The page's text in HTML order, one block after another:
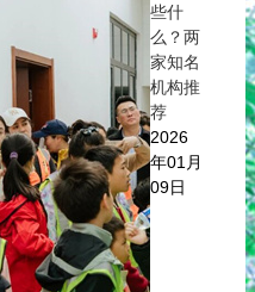
些什
么？两
家知名
机构推
荐
2026
年01月
09日